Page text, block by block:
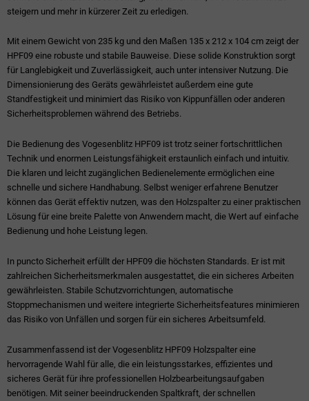
steigern und mehr in kürzerer Zeit zu erledigen.
Mit einem Gewicht von 235 kg und den Maßen 135 x 212 x 104 cm zeigt der
HPF09 eine robuste und stabile Bauweise. Diese solide Konstruktion sorgt
für Langlebigkeit und Zuverlässigkeit, auch unter intensiver Nutzung. Die
Dimensionierung des Geräts gewährleistet außerdem eine gute
Standfestigkeit und minimiert das Risiko von Kippunfällen oder anderen
Sicherheitsproblemen während des Betriebs.
Die Bedienung des Vogesenblitz HPF09 ist trotz seiner fortschrittlichen
Technik und enormen Leistungsfähigkeit erstaunlich einfach und intuitiv.
Die klaren und leicht zugänglichen Bedienelemente ermöglichen eine
schnelle und sichere Handhabung. Selbst weniger erfahrene Benutzer
können das Gerät effektiv nutzen, was den Holzspalter zu einer praktischen
Lösung für eine breite Palette von Anwendern macht, die Wert auf einfache
Bedienung und hohe Leistung legen.
In puncto Sicherheit erfüllt der HPF09 die höchsten Standards. Er ist mit
zahlreichen Sicherheitsmerkmalen ausgestattet, die ein sicheres Arbeiten
gewährleisten. Stabile Schutzvorrichtungen, automatische
Stoppmechanismen und weitere integrierte Sicherheitsfeatures minimieren
das Risiko von Unfällen und sorgen für ein sicheres Arbeitsumfeld.
Zusammenfassend ist der Vogesenblitz HPF09 Holzspalter eine
hervorragende Wahl für alle, die ein leistungsstarkes, effizientes und
sicheres Gerät für ihre professionellen Holzbearbeitungsaufgaben
benötigen. Mit seiner beeindruckenden Spaltkraft, der schnellen